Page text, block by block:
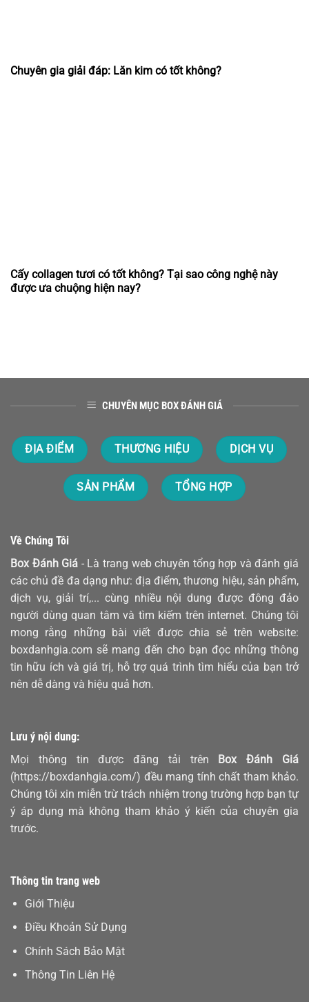
Chuyên gia giải đáp: Lăn kim có tốt không?
Cấy collagen tươi có tốt không? Tại sao công nghệ này
được ưa chuộng hiện nay?
CHUYÊN MỤC BOX ĐÁNH GIÁ
ĐỊA ĐIỂM THƯƠNG HIỆU DỊCH VỤ
SẢN PHẨM TỔNG HỢP
Về Chúng Tôi
Box Đánh Giá - Là trang web chuyên tổng hợp và đánh giá
các chủ đề đa dạng như: địa điểm, thương hiệu, sản phẩm,
dịch vụ, giải trí,... cùng nhiều nội dung được đông đảo
người dùng quan tâm và tìm kiếm trên internet. Chúng tôi
mong rằng những bài viết được chia sẻ trên website:
boxdanhgia.com sẽ mang đến cho bạn đọc những thông
tin hữu ích và giá trị, hỗ trợ quá trình tìm hiểu của bạn trở
nên dễ dàng và hiệu quả hơn.
Lưu ý nội dung:
Mọi thông tin được đăng tải trên Box Đánh Giá
(https://boxdanhgia.com/) đều mang tính chất tham khảo.
Chúng tôi xin miễn trừ trách nhiệm trong trường hợp bạn tự
ý áp dụng mà không tham khảo ý kiến của chuyên gia
trước.
Thông tin trang web
Giới Thiệu
Điều Khoản Sử Dụng
Chính Sách Bảo Mật
Thông Tin Liên Hệ